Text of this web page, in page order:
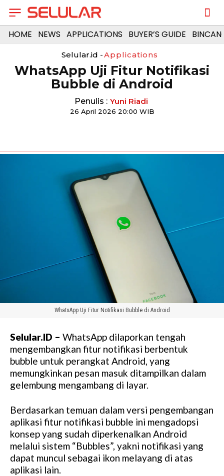
HOME NEWS APPLICATIONS BUYER’S GUIDE
Selular.id -Applications
WhatsApp Uji Fitur Notifikasi
Bubble di Android
Penulis : Yuni Riadi
26 April 2026 20:00 WIB
WhatsApp Uji Fitur Notifikasi Bubble di Android
Selular.ID – WhatsApp dilaporkan tengah
mengembangkan fitur notifikasi berbentuk
bubble untuk perangkat Android, yang
memungkinkan pesan masuk ditampilkan dalam
gelembung mengambang di layar.
Berdasarkan temuan dalam versi pengembangan
aplikasi fitur notifikasi bubble ini mengadopsi
konsep yang sudah diperkenalkan Android
melalui sistem “Bubbles”, yakni notifikasi yang
dapat muncul sebagai ikon melayang di atas
aplikasi lain.